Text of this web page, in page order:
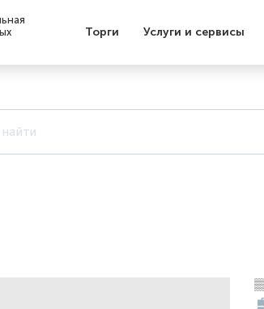
Торги Услуги и сервисы